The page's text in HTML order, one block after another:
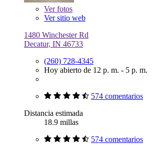
Verfotos
Ver sitio web
1480 Winchester Rd
Decatur, IN 46733
(260) 728-4345
Hoy abierto de 12 p. m. - 5 p. m.
574 comentarios
Distancia estimada
18.9 millas
574 comentarios